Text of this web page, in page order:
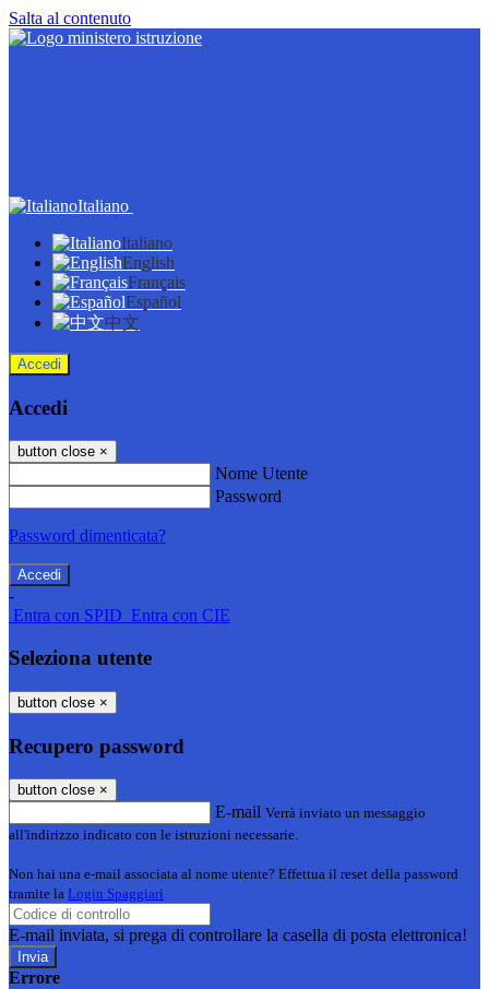
Salta al contenuto
Italiano
Italiano
English
Français
Español
中文
Accedi
Accedi
button close ×
Nome Utente
Password
Password dimenticata?
-
Entra con SPID Entra con CIE
Seleziona utente
button close ×
Recupero password
button close ×
E-mail Verrà inviato un messaggio
all'indirizzo indicato con le istruzioni necessarie.
Non hai una e-mail associata al nome utente? Effettua il reset della password
tramite la Login Spaggiari
E-mail inviata, si prega di controllare la casella di posta elettronica!
Errore